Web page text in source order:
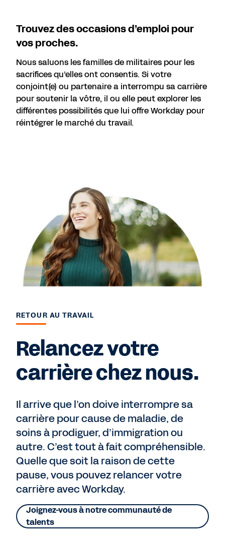
Trouvez des occasions d’emploi pour
vos proches.
Nous saluons les familles de militaires pour les
sacrifices qu’elles ont consentis. Si votre
conjoint(e) ou partenaire a interrompu sa carrière
pour soutenir la vôtre, il ou elle peut explorer les
différentes possibilités que lui offre Workday pour
réintégrer le marché du travail.
RETOUR AU TRAVAIL
Relancez votre
carrière chez nous.
Il arrive que l’on doive interrompre sa
carrière pour cause de maladie, de
soins à prodiguer, d’immigration ou
autre. C’est tout à fait compréhensible.
Quelle que soit la raison de cette
pause, vous pouvez relancer votre
carrière avec Workday.
Joignez-vous à notre communauté de
talents